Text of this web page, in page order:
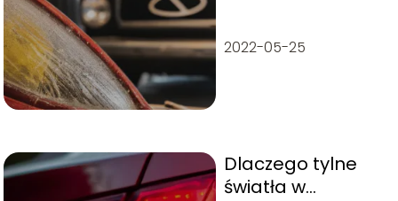
2022-05-25
Dlaczego tylne
światła w